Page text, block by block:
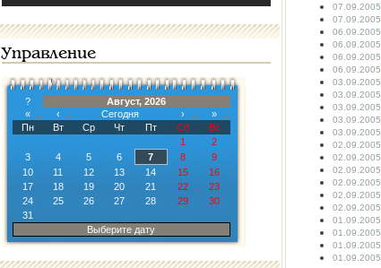
Управление
?
Август, 2026
«
‹ Сегодня ›
»
Пн
Вт Ср Чт Пт Сб
Вс
1
2
3
4 5 6 7 8
9
10
11 12 13 14 15
16
17
18 19 20 21 22
23
24
25 26 27 28 29
30
31
Выберите дату
07.09.2005
07.09.2005
06.09.2005
06.09.2005
06.09.2005
06.09.2005
03.09.2005
03.09.2005
03.09.2005
03.09.2005
03.09.2005
02.09.2005
02.09.2005
02.09.2005
02.09.2005
02.09.2005
02.09.2005
01.09.2005
01.09.2005
01.09.2005
01.09.2005